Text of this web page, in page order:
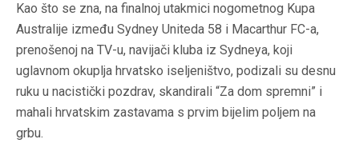
Kao što se zna, na finalnoj utakmici nogometnog Kupa
Australije između Sydney Uniteda 58 i Macarthur FC-a,
prenošenoj na TV-u, navijači kluba iz Sydneya, koji
uglavnom okuplja hrvatsko iseljeništvo, podizali su desnu
ruku u nacistički pozdrav, skandirali “Za dom spremni” i
mahali hrvatskim zastavama s prvim bijelim poljem na
grbu.